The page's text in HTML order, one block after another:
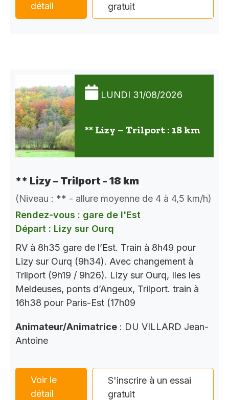
détail
gratuit
LUNDI 31/08/2026
** Lizy – Trilport : 18 km
** Lizy – Trilport - 18 km
(Niveau : ** - allure moyenne de 4 à 4,5 km/h)
Rendez-vous : gare de l'Est
Départ : Lizy sur Ourq
RV à 8h35 gare de l’Est. Train à 8h49 pour
Lizy sur Ourq (9h34). Avec changement à
Trilport (9h19 / 9h26). Lizy sur Ourq, Iles les
Meldeuses, ponts d’Angeux, Trilport. train à
16h38 pour Paris-Est (17h09
Animateur/Animatrice : DU VILLARD Jean-
Antoine
Voir le
détail
S'inscrire à un essai
gratuit